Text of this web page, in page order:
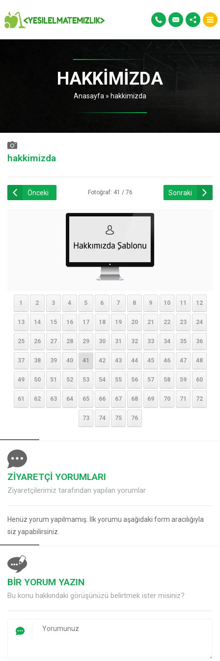
HAKKIMIZDA
Anasayfa » hakkimizda
hakkimizda
Önceki Fotoğraf: 41 / 76 Sonraki
1 2 3 4 5 6 7 8 9 10 11 12
13 14 15 16 17 18 19 20 21 22 23 24
25 26 27 28 29 30 31 32 33 34 35 36
37 38 39 40 41 42 43 44 45 46 47 48
49 50 51 52 53 54 55 56 57 58 59 60
61 62 63 64 65 66 67 68 69 70 71 72
73 74 75 76
ZİYARETÇİ YORUMLARI
Ziyaretçilerimiz tarafından yapılan yorumlar
Henüz yorum yapılmamış. İlk yorumu aşağıdaki form aracılığıyla
siz yapabilirsiniz.
BİR YORUM YAZIN
Bu konu hakkındaki görüşünüzü belirtmek ister misiniz?